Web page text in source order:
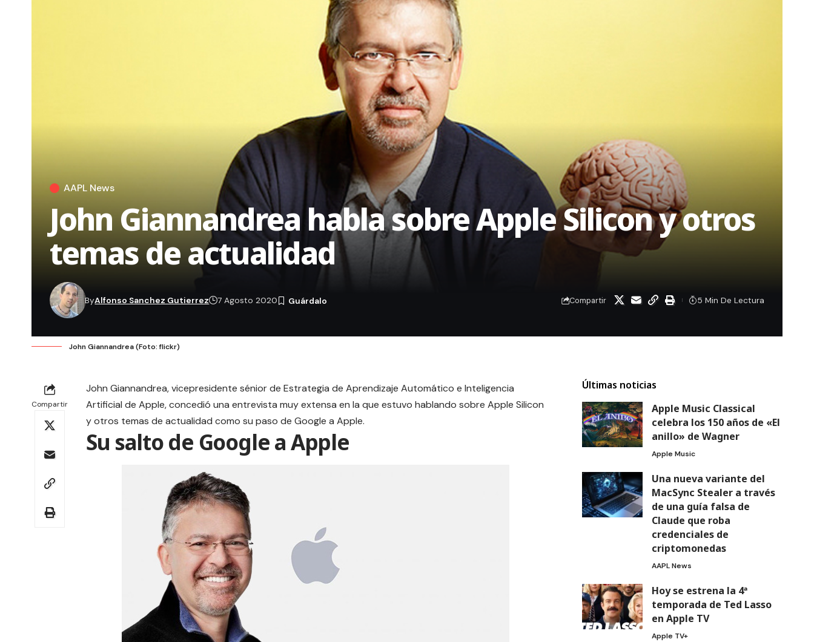
AAPL News
John Giannandrea habla sobre Apple Silicon y otros
temas de actualidad
ByAlfonso Sanchez Gutierrez 7 Agosto 2020 Compartir 5 Min De Lectura
John Giannandrea (Foto: flickr)
Compartir
John Giannandrea, vicepresidente sénior de Estrategia de Aprendizaje Automático e Inteligencia
Artificial de Apple, concedió una entrevista muy extensa en la que estuvo hablando sobre Apple Silicon
y otros temas de actualidad como su paso de Google a Apple.
Su salto de Google a Apple
Últimas noticias
Apple Music Classical
celebra los 150 años de «El
anillo» de Wagner
Apple Music
Una nueva variante del
MacSync Stealer a través
de una guía falsa de
Claude que roba
credenciales de
criptomonedas
AAPL News
Hoy se estrena la 4ª
temporada de Ted Lasso
en Apple TV
Apple TV+